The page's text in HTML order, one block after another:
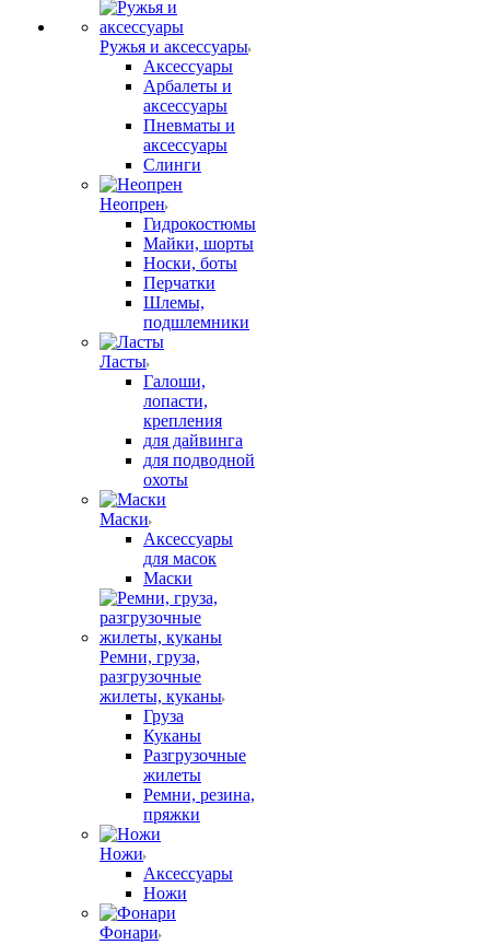
Ружья и аксессуары
Аксессуары
Арбалеты и
аксессуары
Пневматы и
аксессуары
Слинги
Неопрен
Гидрокостюмы
Майки, шорты
Носки, боты
Перчатки
Шлемы,
подшлемники
Ласты
Галоши,
лопасти,
крепления
для дайвинга
для подводной
охоты
Маски
Аксессуары
для масок
Маски
Ремни, груза,
разгрузочные
жилеты, куканы
Груза
Куканы
Разгрузочные
жилеты
Ремни, резина,
пряжки
Ножи
Аксессуары
Ножи
Фонари